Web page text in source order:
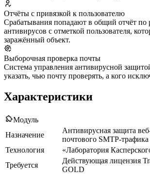
Отчёты с привязкой к пользователю
Срабатывания попадают в общий отчёт по
антивирусов с отметкой пользователя,
заражённый объект.
Выборочная проверка почты
Система управления антивирусной
указать, чью почту проверять, а кого
Характеристики
Модуль
Назначение
Антивирусная защита
почтового SMTP-
Технология
«Лаборатория
Требуется
Действующая лицензия
GOLD